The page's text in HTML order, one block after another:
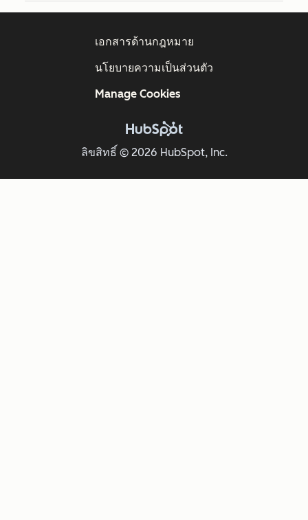
ลิขสิทธิ์ © 2026 HubSpot, Inc.
เอกสารด้านกฎหมาย
นโยบายความเป็นส่วนตัว
Manage Cookies